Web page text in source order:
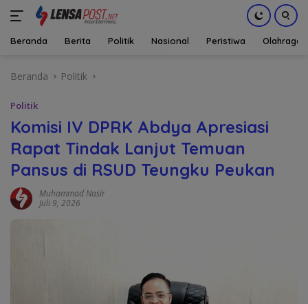
Beranda Berita Politik Nasional Peristiwa Olahraga
Beranda Politik
Politik
Komisi IV DPRK Abdya Apresiasi
Rapat Tindak Lanjut Temuan
Pansus di RSUD Teungku Peukan
Muhammad Nasir
Juli 9, 2026